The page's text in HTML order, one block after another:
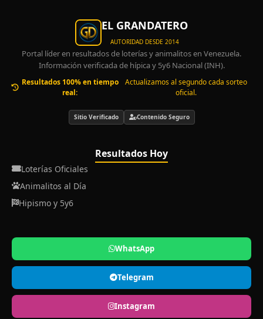
EL GRANDATERO
AUTORIDAD DESDE 2014
Portal líder en resultados de loterías y animalitos en Venezuela.
Información verificada de hípica y 5y6 Nacional (INH).
Resultados 100% en tiempo
real:
Actualizamos al segundo cada sorteo
oficial.
Sitio Verificado Contenido Seguro
Resultados Hoy
Loterías Oficiales
Animalitos al Día
Hipismo y 5y6
WhatsApp
Telegram
Instagram